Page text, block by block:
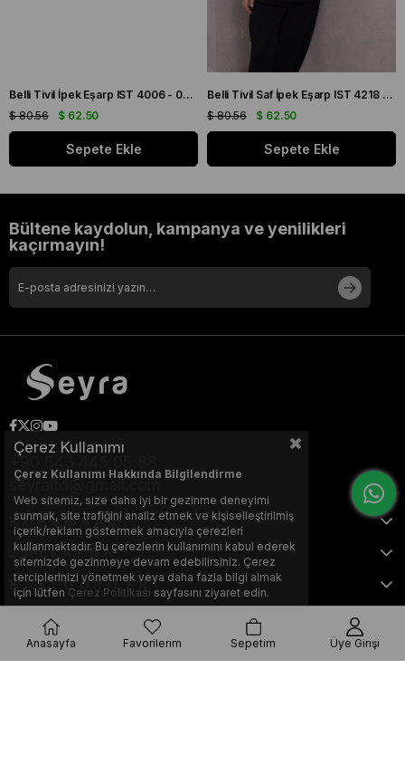
Belli Tivil İpek Eşarp IST 4006 - 05 Siyah Karışık Desen
$ 62.50
$ 80.56
Sepete Ekle
Belli Tivil Saf İpek Eşarp IST 4218 - 85 Bordo Ekose Desen
$ 62.50
$ 80.56
Sepete Ekle
Bültene kaydolun, kampanya ve yenilikleri
kaçırmayın!
seyraltd@gmail.com
KURUMSAL
SAYFALAR
KATEGORİLER
Bu web sitesi, Nihat KILIÇARSLAN tarafından tasarlanmış ve optimize
Çerez Kullanımı
Çerez Kullanımı Hakkında Bilgilendirme
Web sitemiz, size daha iyi bir gezinme deneyimi
sunmak, site trafiğini analiz etmek ve kişiselleştirilmiş
içerik/reklam göstermek amacıyla çerezleri
kullanmaktadır. Bu çerezlerin kullanımını kabul ederek
sitemizde gezinmeye devam edebilirsiniz. Çerez
terciplerinizi yönetmek veya daha fazla bilgi almak
için lütfen Çerez Politikası sayfasını ziyaret edin.
Anasayfa Favorilerim Sepetim Üye Girişi